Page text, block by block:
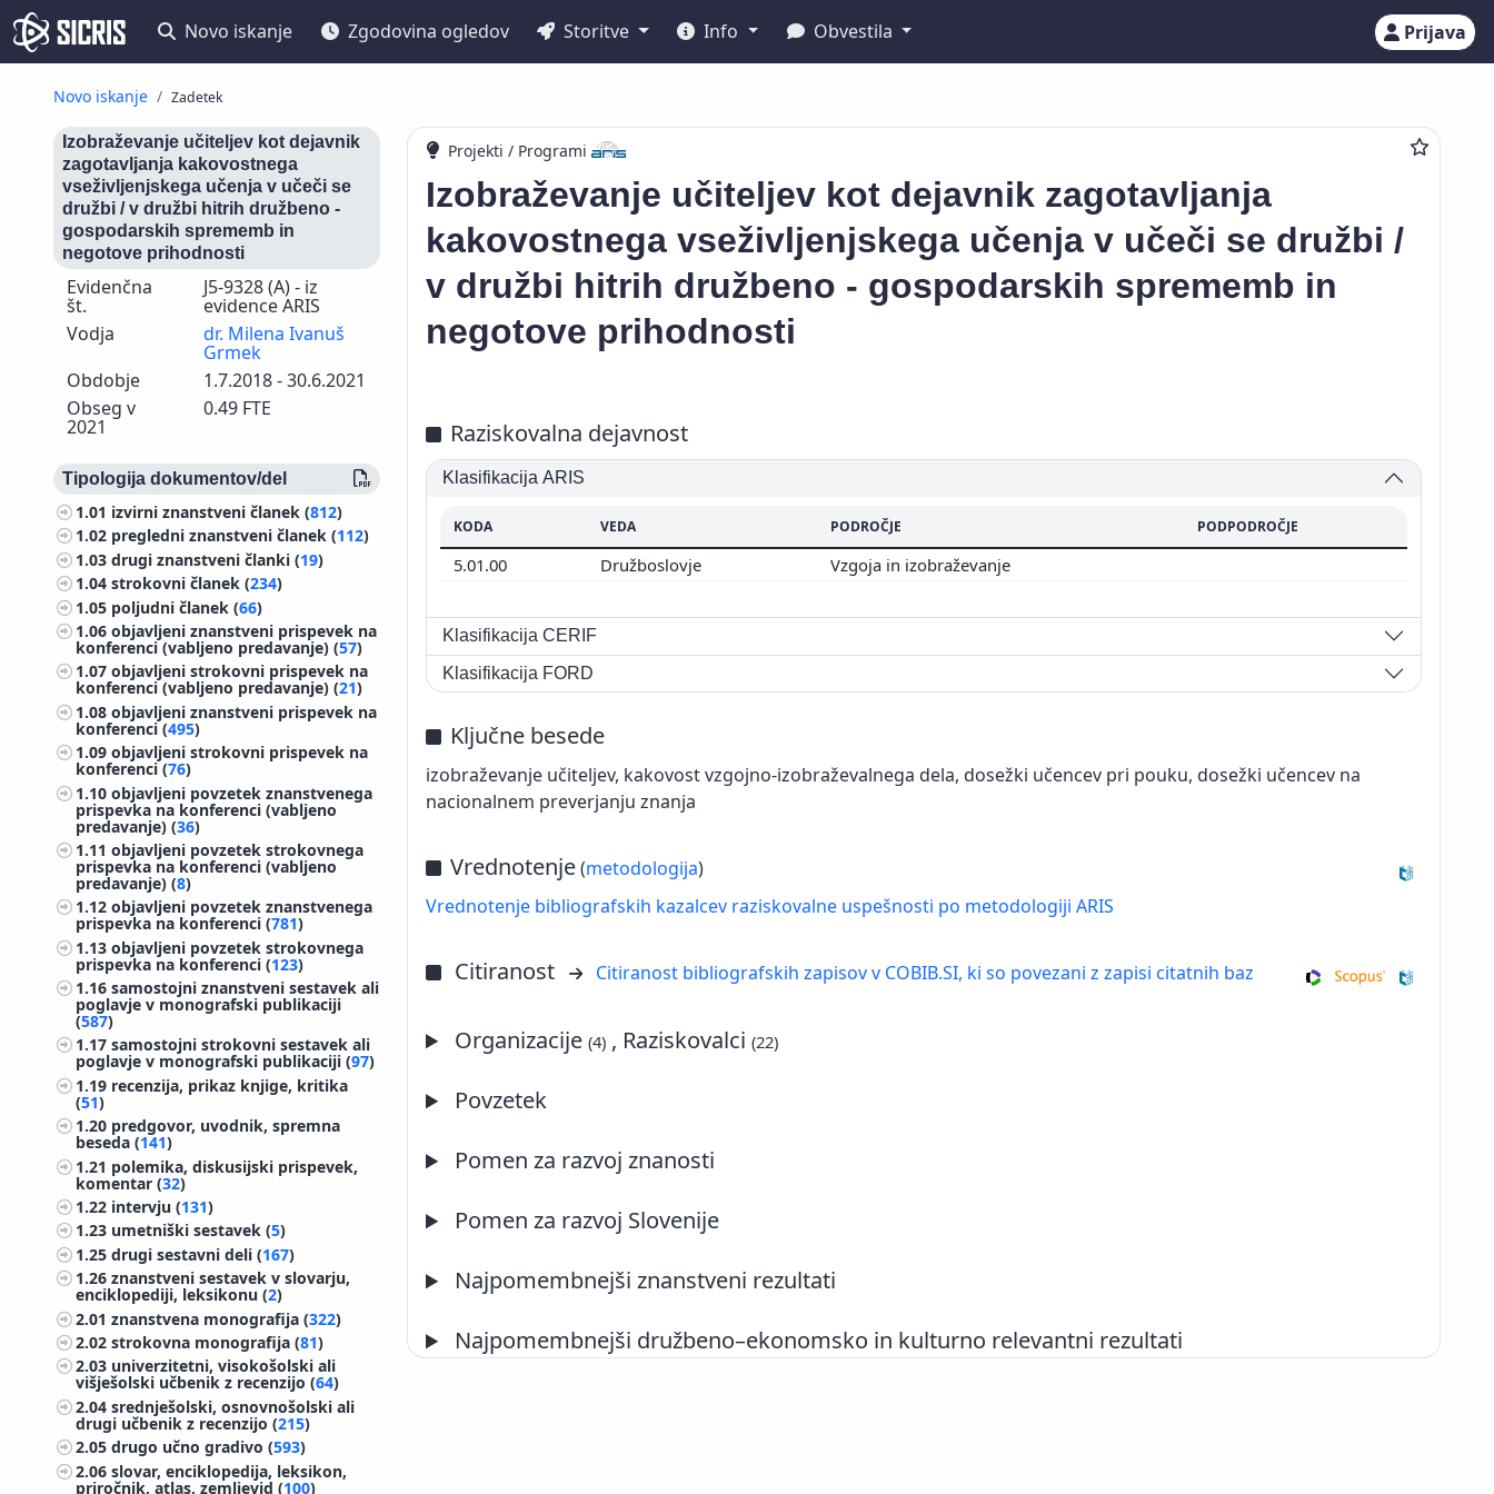
Novo iskanje Zgodovina ogledov Storitve Info Obvestila Prijava
Novo iskanje Zadetek
Izobraževanje učiteljev kot dejavnik
zagotavljanja kakovostnega
vseživljenjskega učenja v učeči se
družbi / v družbi hitrih družbeno -
gospodarskih sprememb in
negotove prihodnosti
Evidenčna
št.
J5-9328 (A) - iz
evidence ARIS
Vodja
dr. Milena Ivanuš
Grmek
Obdobje
1.7.2018 - 30.6.2021
Obseg v
2021
0.49 FTE
Tipologija dokumentov/del
1.01 izvirni znanstveni članek (812)
1.02 pregledni znanstveni članek (112)
1.03drugi znanstveni članki (19)
1.04strokovni članek (234)
1.05 poljudni članek (66)
1.06objavljeni znanstveni prispevek na
konferenci (vabljeno predavanje) (57)
1.07objavljeni strokovni prispevek na
konferenci (vabljeno predavanje) (21)
1.08objavljeni znanstveni prispevek na
konferenci (495)
1.09objavljeni strokovni prispevek na
konferenci (76)
1.10objavljeni povzetek znanstvenega
prispevka na konferenci (vabljeno
predavanje) (36)
1.11objavljeni povzetek strokovnega
prispevka na konferenci (vabljeno
predavanje) (8)
1.12objavljeni povzetek znanstvenega
prispevka na konferenci (781)
1.13objavljeni povzetek strokovnega
prispevka na konferenci (123)
1.16samostojni znanstveni sestavek ali
poglavje v monografski publikaciji
(587)
1.17samostojni strokovni sestavek ali
poglavje v monografski publikaciji (97)
1.19 recenzija, prikaz knjige, kritika
(51)
1.20 predgovor, uvodnik, spremna
beseda (141)
1.21 polemika, diskusijski prispevek,
komentar (32)
1.22 intervju (131)
1.23 umetniški sestavek (5)
1.25drugi sestavni deli (167)
1.26znanstveni sestavek v slovarju,
enciklopediji, leksikonu (2)
2.01znanstvena monografija (322)
2.02strokovna monografija (81)
2.03 univerzitetni, visokošolski ali
višješolski učbenik z recenzijo (64)
2.04srednješolski, osnovnošolski ali
drugi učbenik z recenzijo (215)
2.05drugo učno gradivo (593)
2.06slovar, enciklopedija, leksikon,
priročnik, atlas, zemljevid (100)
Projekti / Programi
Izobraževanje učiteljev kot dejavnik zagotavljanja
kakovostnega vseživljenjskega učenja v učeči se družbi /
v družbi hitrih družbeno - gospodarskih sprememb in
negotove prihodnosti
Raziskovalna dejavnost
Klasifikacija ARIS
KODA VEDA PODROČJE PODPODROČJE
5.01.00 Družboslovje Vzgoja in izobraževanje
Klasifikacija CERIF
Klasifikacija FORD
Ključne besede
izobraževanje učiteljev, kakovost vzgojno-izobraževalnega dela, dosežki učencev pri pouku, dosežki učencev na
nacionalnem preverjanju znanja
Vrednotenje(metodologija)
Vrednotenje bibliografskih kazalcev raziskovalne uspešnosti po metodologiji ARIS
Citiranost Citiranost bibliografskih zapisov v COBIB.SI, ki so povezani z zapisi citatnih baz
Organizacije(4) , Raziskovalci(22)
Povzetek
Pomen za razvoj znanosti
Pomen za razvoj Slovenije
Najpomembnejši znanstveni rezultati
Najpomembnejši družbeno–ekonomsko in kulturno relevantni rezultati